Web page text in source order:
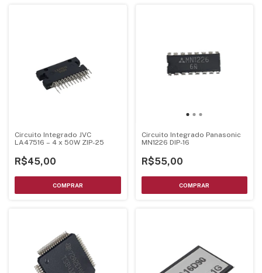
Circuito Integrado JVC
LA47516 – 4 x 50W ZIP-25
R$45,00
Circuito Integrado Panasonic
MN1226 DIP-16
R$55,00